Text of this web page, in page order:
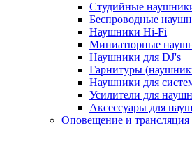
Студийные
Беспроводные
Наушники Hi-Fi
Миниатюрные
Наушники для DJ's
Гарнитуры
Наушники для
Усилители для
Аксессуары для
Оповещение и трансляция